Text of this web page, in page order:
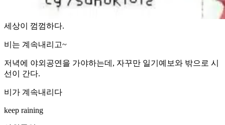
세상이 껌껌하다.
비는 계속내리고~
저녁에 야외공연을 가야하는데, 자꾸만 일기예보와 밖으로 시
선이 간다.
비가 계속내리다
keep raining